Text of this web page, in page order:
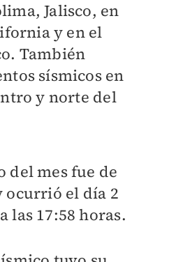
Jalisco, en
y en el
También
sísmicos en
y norte del
del mes fue de
ocurrió el día 2
las 17:58 horas.